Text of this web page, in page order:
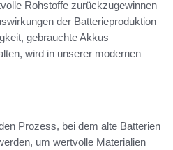
Rohstoffe zurückzugewinnen
der Batterieproduktion
gebrauchte Akkus
wird in unserer modernen
Prozess, bei dem alte Batterien
um wertvolle Materialien